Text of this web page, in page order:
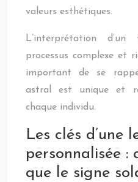
valeurs esthétiques.
L’interprétation
processus complexe et
important de se
astral est unique et
chaque individu.
Les clés d’une
personnalisée :
que le signe